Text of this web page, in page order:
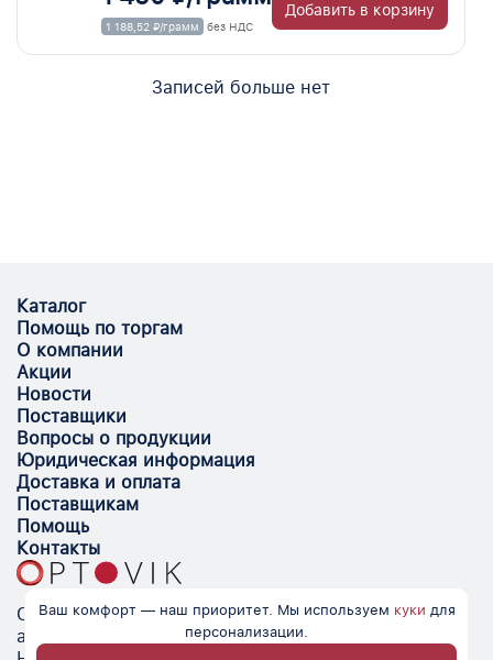
1 188,52 ₽/грамм без НДС
Добавить в корзину
Записей больше нет
Optovik.com - электронная площадка для
автоматизации закупок и поиска поставщиков.
Каталог
Помощь по торгам
О компании
Акции
Новости
Поставщики
Вопросы о продукции
Юридическая информация
Доставка и оплата
Поставщикам
Помощь
Контакты
Ваш комфорт — наш приоритет. Мы используем куки для
персонализации.